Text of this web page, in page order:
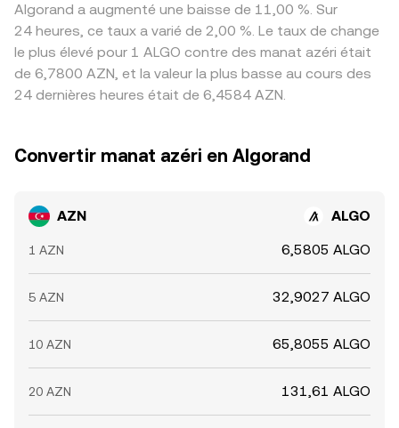
Algorand a augmenté une baisse de 11,00 %. Sur
24 heures, ce taux a varié de 2,00 %. Le taux de change
le plus élevé pour 1 ALGO contre des manat azéri était
de 6,7800 AZN, et la valeur la plus basse au cours des
24 dernières heures était de 6,4584 AZN.
Convertir manat azéri en Algorand
AZN ALGO
1 AZN 6,5805 ALGO
5 AZN 32,9027 ALGO
10 AZN 65,8055 ALGO
20 AZN 131,61 ALGO